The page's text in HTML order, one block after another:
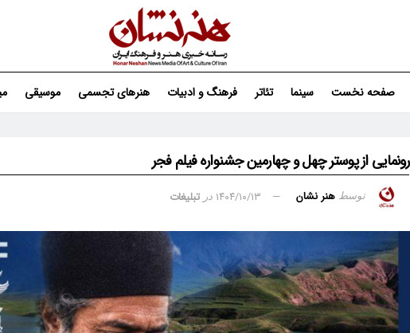
صفحه نخست سینما تئاتر فرهنگ و ادبیات هنرهای تجسمی موسیقی
رونمایی از پوستر چهل‌ و چهارمین جشنواره فیلم فجر
توسط هنر نشان ۱۴۰۴/۱۰/۱۳ در تبلیغات